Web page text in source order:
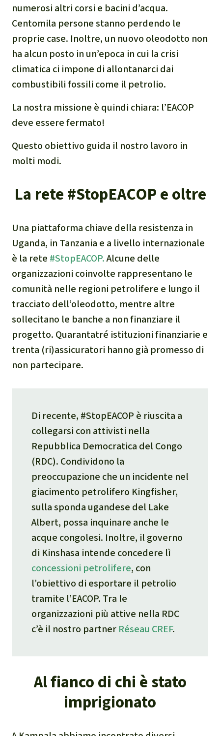
Domande e risposte
Alluminio
Criminalità ambientale,
narcotraffico e territori
Problemi della
certificazione
Chaco
Domande e risposte
Commercio e traffico
internazionale di fauna e
flora selvatiche
Clima
Documento di sintesi sul
Nestlé
Pandemia e ambientalismo
Cambiamento climatico
numerosi altri corsi e bacini d’acqua.
Centomila persone stanno perdendo le
proprie case. Inoltre, un nuovo oleodotto non
ha alcun posto in un’epoca in cui la crisi
climatica ci impone di allontanarci dai
combustibili fossili come il petrolio.
La nostra missione è quindi chiara: l’EACOP
deve essere fermato!
Questo obiettivo guida il nostro lavoro in
molti modi.
La rete #StopEACOP e oltre
Una piattaforma chiave della resistenza in
Uganda, in Tanzania e a livello internazionale
è la rete #StopEACOP.Alcune delle
organizzazioni coinvolte rappresentano le
comunità nelle regioni petrolifere e lungo il
tracciato dell’oleodotto, mentre altre
sollecitano le banche a non finanziare il
progetto. Quarantatré istituzioni finanziarie e
trenta (ri)assicuratori hanno già promesso di
non partecipare.
Di recente, #StopEACOP è riuscita a
collegarsi con attivisti nella
Repubblica Democratica del Congo
(RDC). Condividono la
preoccupazione che un incidente nel
giacimento petrolifero Kingfisher,
sulla sponda ugandese del Lake
Albert, possa inquinare anche le
acque congolesi. Inoltre, il governo
di Kinshasa intende concedere lì
concessioni petrolifere, con
l’obiettivo di esportare il petrolio
tramite l’EACOP. Tra le
organizzazioni più attive nella RDC
c’è il nostro partner Réseau CREF.
Al fianco di chi è stato
imprigionato